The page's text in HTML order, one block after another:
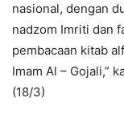
nasional, dengan
nadzom Imriti dan
pembacaan kitab
Imam Al – Gojali,”
(18/3)